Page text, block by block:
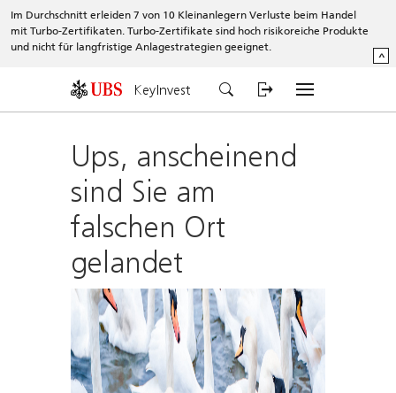
Im Durchschnitt erleiden 7 von 10 Kleinanlegern Verluste beim Handel
mit Turbo-Zertifikaten. Turbo-Zertifikate sind hoch risikoreiche Produkte
und nicht für langfristige Anlagestrategien geeignet.
^
KeyInvest
Ups, anscheinend
sind Sie am
falschen Ort
gelandet